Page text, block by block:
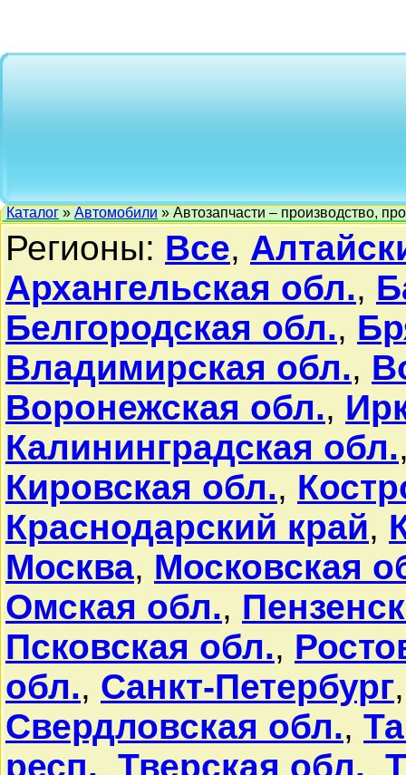
Каталог » Автомобили » Автозапчасти – производство,
Регионы: Все,
Архангельская обл.,
Белгородская обл.,
Владимирская обл.,
Воронежская обл.,
Калининградская обл.
Кировская обл.,
Краснодарский край,
Москва, Московская
Омская обл.,
Псковская обл.,
обл., Санкт-Петербург
Свердловская обл.,
респ., Тверская обл.,